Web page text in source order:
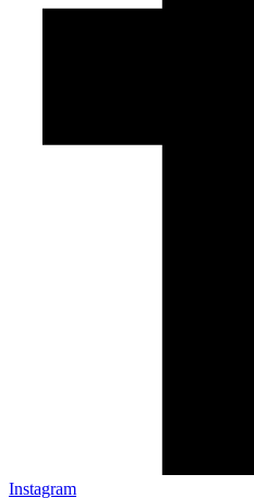
Instagram